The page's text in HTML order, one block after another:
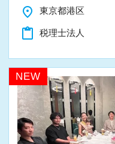
また、職員一人ひ
を感じながら、安
私たちと一緒に成
か。
ご応募をお待ちし
place 東京都港区
content_paste 税理士法人
NEW